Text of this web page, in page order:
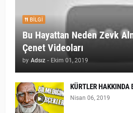
BILGI
Bu Hayattan Neden Zevk
Çenet Videoları
by Adsız - Ekim 01, 2019
KÜRTLER
Nisan 06, 2019